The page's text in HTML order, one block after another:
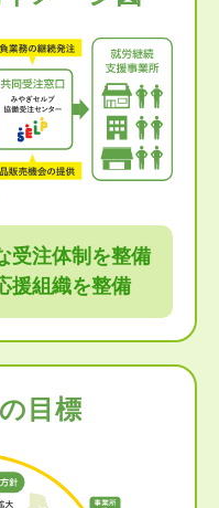
受注体制を整備
援組織を整備
目標